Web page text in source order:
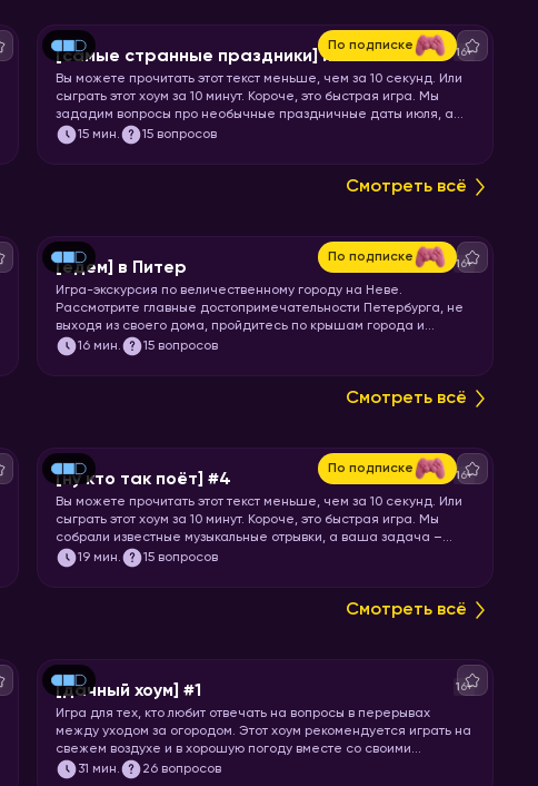
По подписке
[самые странные праздники] июль 16+
Вы можете прочитать этот текст меньше, чем за 10 секунд. Или
сыграть этот хоум за 10 минут. Короче, это быстрая игра. Мы
зададим вопросы про необычные праздничные даты июля, а
ваша задача отгадать название или особенности этих
15 мин. 15 вопросов
Смотреть всё
По подписке
[едем] в Питер 16+
Игра-экскурсия по величественному городу на Неве.
Рассмотрите главные достопримечательности Петербурга, не
выходя из своего дома, пройдитесь по крышам города и
почувствуйте свежесть Финского залива. Перекусите
16 мин. 15 вопросов
Смотреть всё
По подписке
[ну кто так поёт] #4 16+
Вы можете прочитать этот текст меньше, чем за 10 секунд. Или
сыграть этот хоум за 10 минут. Короче, это быстрая игра. Мы
собрали известные музыкальные отрывки, а ваша задача –
угадать исполнителя или группу.
19 мин. 15 вопросов
Смотреть всё
[дачный хоум] #1 16+
Игра для тех, кто любит отвечать на вопросы в перерывах
между уходом за огородом. Этот хоум рекомендуется играть на
свежем воздухе и в хорошую погоду вместе со своими
соседями по даче! Откладывайте все свои «городские» дела и
31 мин. 26 вопросов